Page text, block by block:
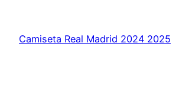
contenido
Camiseta Real Madrid 2024 2025